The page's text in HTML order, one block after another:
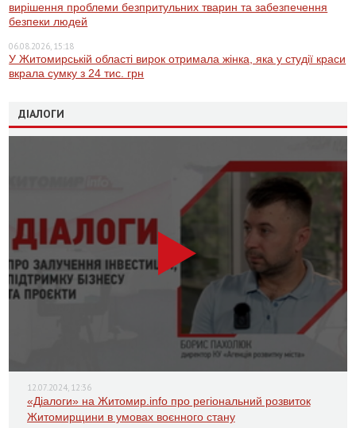
вирішення проблеми безпритульних тварин та забезпечення
безпеки людей
06.08.2026, 15:18
У Житомирській області вирок отримала жінка, яка у студії краси
вкрала сумку з 24 тис. грн
ДІАЛОГИ
12.07.2024, 12:36
«Діалоги» на Житомир.info про регіональний розвиток
Житомирщини в умовах воєнного стану